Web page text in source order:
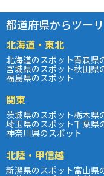
都道府県からツー
北海道・東北
北海道のスポット青森県
宮城県のスポット秋田県
福島県のスポット
関東
茨城県のスポット栃木県
埼玉県のスポット千葉県
神奈川県のスポット
北陸・甲信越
新潟県のスポット富山県